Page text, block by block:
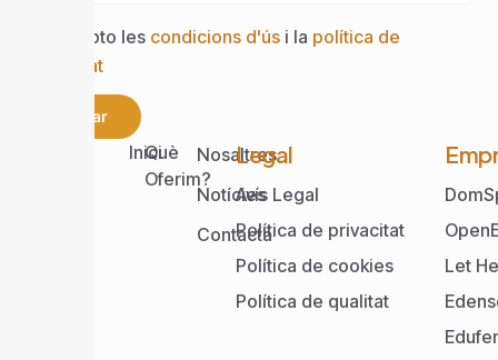
Accepto les condicions d'ús i la política de
privacitat
Enviar
IniciQuè
Oferim?
Nosaltres
Notícies
Contacta
Legal
Avís Legal
Política de privacitat
Política de cookies
Política de qualitat
Let